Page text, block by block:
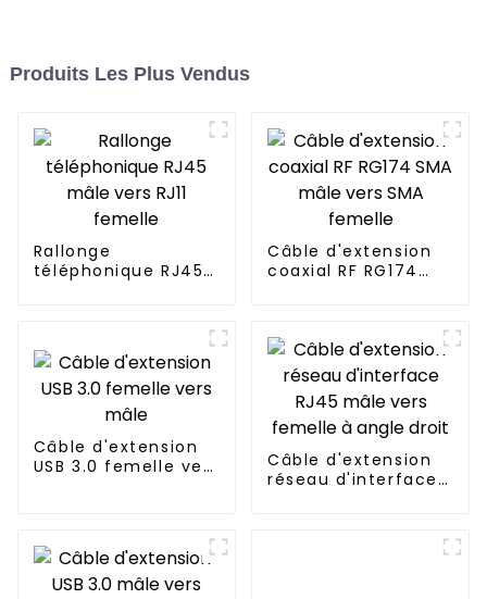
Produits Les Plus Vendus
Rallonge
téléphonique RJ45
Câble d'extension
coaxial RF RG174
Câble d'extension
USB 3.0 femelle vers
Câble d'extension
réseau d'interface